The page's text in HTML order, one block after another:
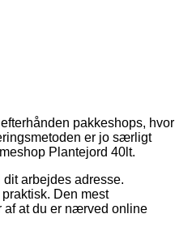
pakkeshops, hvor
er jo særligt
Plantejord 40lt.
arbejdes adresse.
Den mest
af at du er nærved online